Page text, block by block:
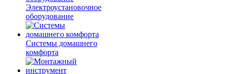
Электроустановочное
оборудование
Системы домашнего
комфорта